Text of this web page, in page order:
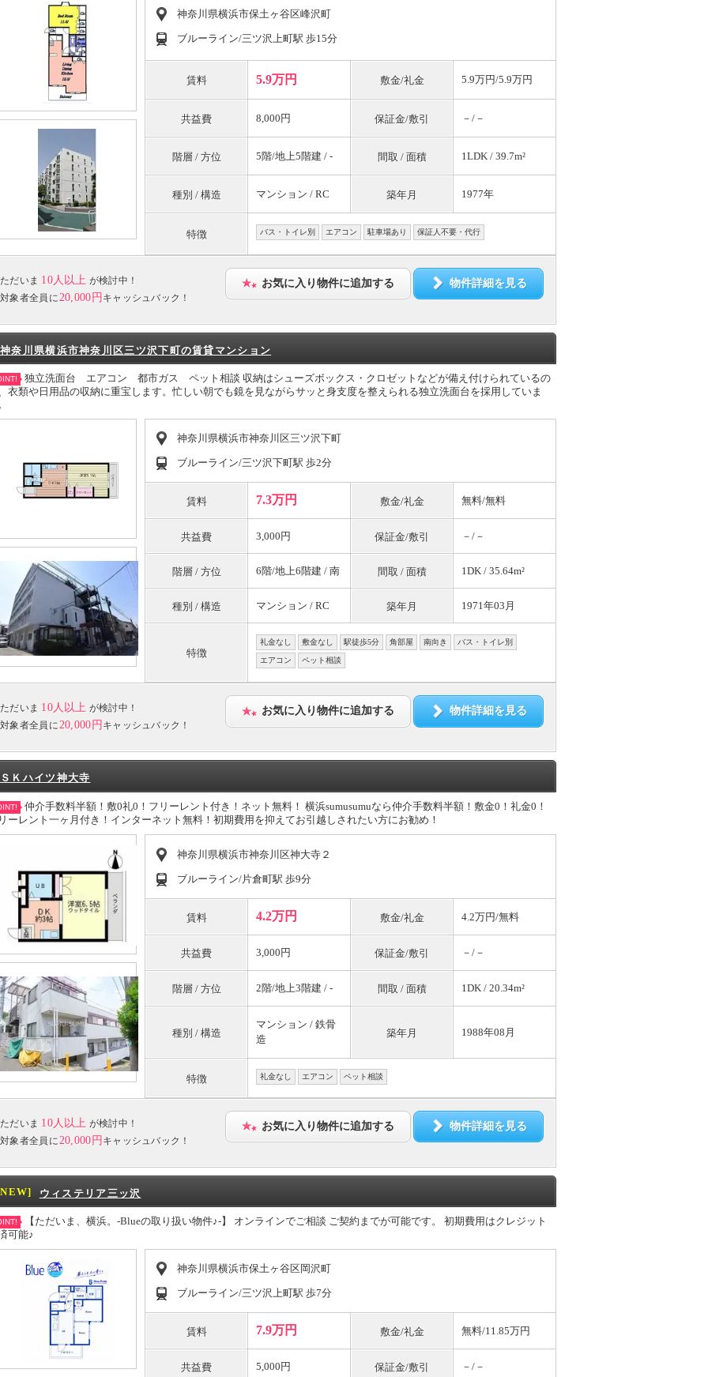
神奈川県横浜市保土ヶ谷区峰沢町
ブルーライン/三ツ沢上町駅 歩15分
賃料 5.9万円 敷金/礼金 5.9万円/5.9万円
共益費 8,000円 保証金/敷引 －/－
階層 / 方位 5階/地上5階建 / - 間取 / 面積 1LDK / 39.7m²
種別 / 構造 マンション / RC 築年月 1977年
特徴 バス・トイレ別 エアコン 駐車場あり 保証人不要・代行
ただいま 10人以上 が検討中！
対象者全員に 20,000円 キャッシュバック！
お気に入り物件に追加する 物件詳細を見る
神奈川県横浜市神奈川区三ツ沢下町の賃貸マンション
独立洗面台 エアコン 都市ガス ペット相談 収納はシューズボックス・クロゼットなどが備え付けられているの
衣類や日用品の収納に重宝します。忙しい朝でも鏡を見ながらサッと身支度を整えられる独立洗面台を採用していま
神奈川県横浜市神奈川区三ツ沢下町
ブルーライン/三ツ沢下町駅 歩2分
賃料 7.3万円 敷金/礼金 無料/無料
共益費 3,000円 保証金/敷引 －/－
階層 / 方位 6階/地上6階建 / 南 間取 / 面積 1DK / 35.64m²
種別 / 構造 マンション / RC 築年月 1971年03月
特徴
礼金なし 敷金なし 駅徒歩5分 角部屋 南向き バス・トイレ別
エアコン ペット相談
ただいま 10人以上 が検討中！
対象者全員に20,000円 キャッシュバック！
お気に入り物件に追加する 物件詳細を見る
ＳＫハイツ神大寺
仲介手数料半額！敷0礼0！フリーレント付き！ネット無料！ 横浜sumusumuなら仲介手数料半額！敷金0！礼金0！
ーレント一ヶ月付き！インターネット無料！初期費用を抑えてお引越しされたい方にお勧め！
神奈川県横浜市神奈川区神大寺２
ブルーライン/片倉町駅 歩9分
賃料 4.2万円 敷金/礼金 4.2万円/無料
共益費 3,000円 保証金/敷引 －/－
階層 / 方位 2階/地上3階建 / - 間取 / 面積 1DK / 20.34m²
種別 / 構造
マンション / 鉄骨
造
築年月 1988年08月
特徴 礼金なし エアコン ペット相談
ただいま 10人以上 が検討中！
対象者全員に 20,000円 キャッシュバック！
お気に入り物件に追加する 物件詳細を見る
ウィステリア三ッ沢
【ただいま、横浜。-Blueの取り扱い物件♪-】 オンラインでご相談 ご契約までが可能です。 初期費用はクレジット
可能♪
神奈川県横浜市保土ヶ谷区岡沢町
ブルーライン/三ツ沢上町駅 歩7分
賃料 7.9万円 敷金/礼金 無料/11.85万円
共益費 5,000円 保証金/敷引 －/－